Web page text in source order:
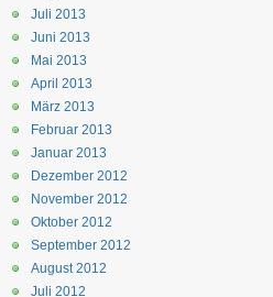
Juli 2013
Juni 2013
Mai 2013
April 2013
März 2013
Februar 2013
Januar 2013
Dezember 2012
November 2012
Oktober 2012
September 2012
August 2012
Juli 2012